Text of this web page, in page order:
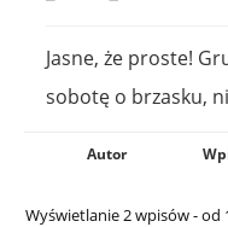
Jasne, że proste!
sobotę o brzasku,
Autor
Wyświetlanie 2 wpisów - od